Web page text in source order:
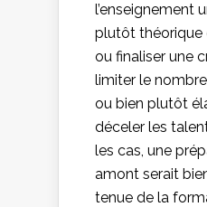
l’enseignement
plutôt théorique
ou finaliser une
limiter le
ou bien plutôt
déceler les
les cas, une
amont serait
tenue de la